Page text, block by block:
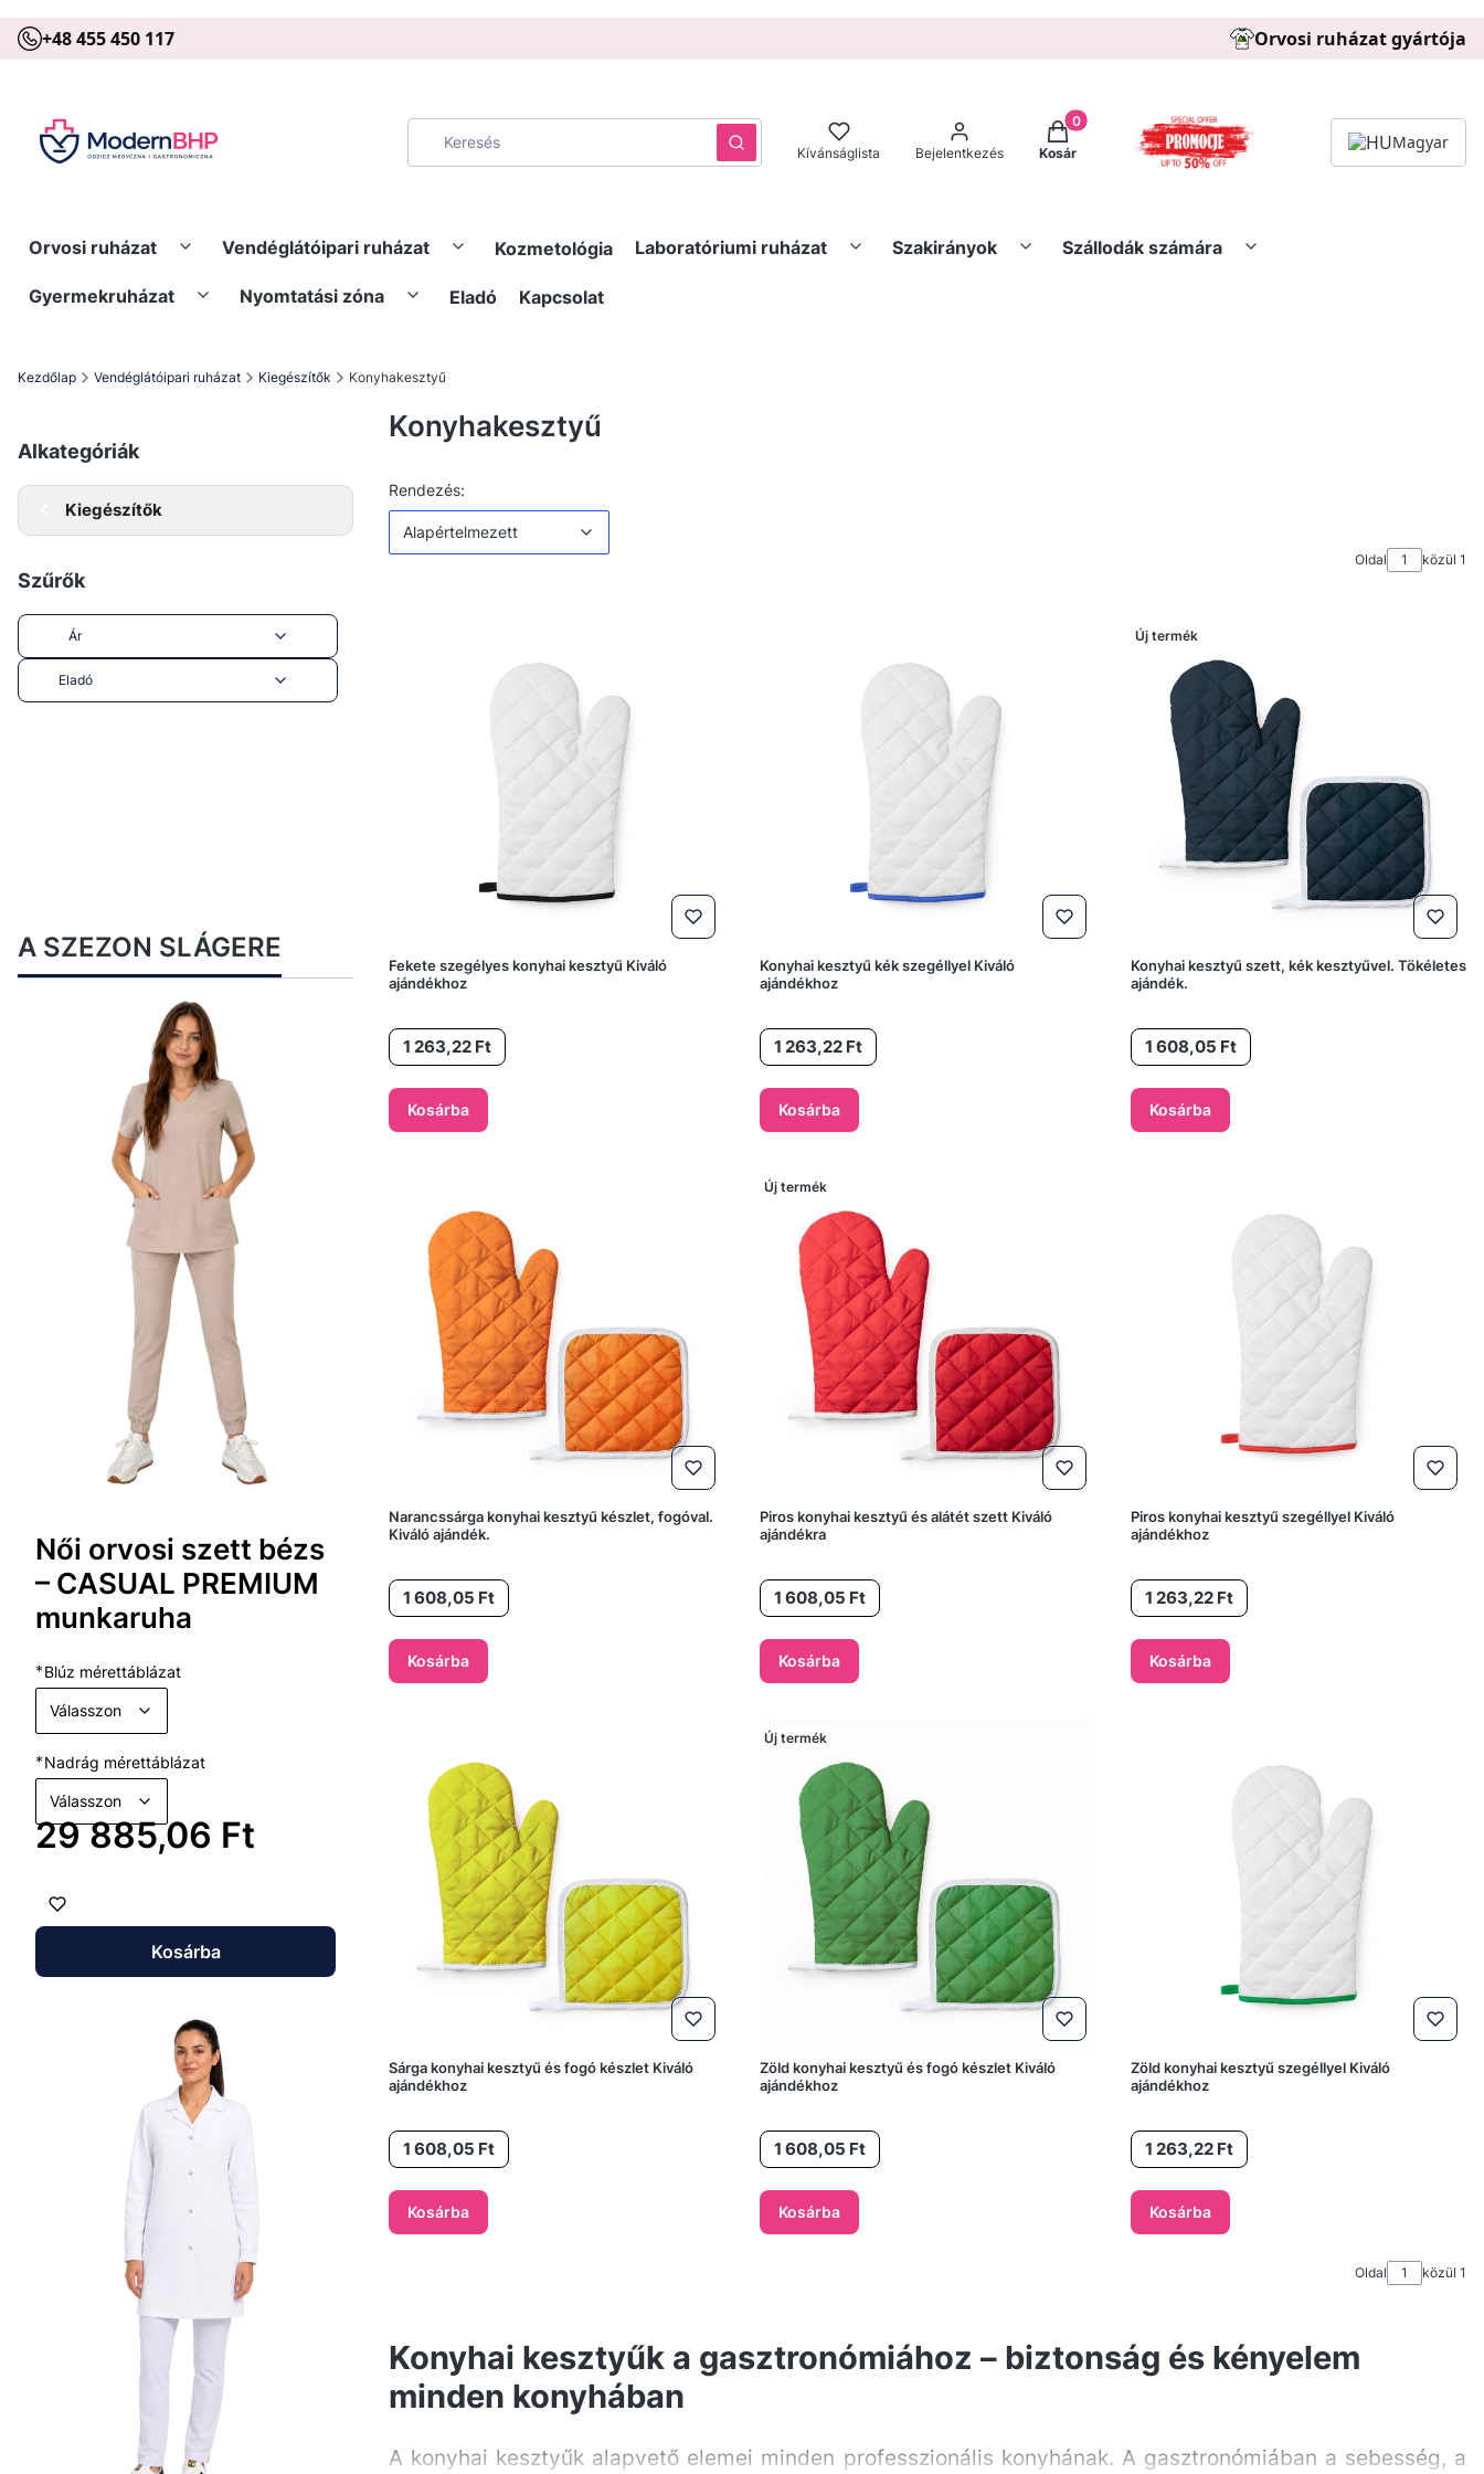
+48 455 450 117 Orvosi ruházat gyártója
TörlésKeresés Kívánságlista Bejelentkezés
Termékek a kosárban: 0. See details
Kosár
Magyar
Orvosi ruházat Vendéglátóipari ruházat Kozmetológia Laboratóriumi ruházat Szakirányok Szállodák számára
Gyermekruházat Nyomtatási zóna Eladó Kapcsolat
Kezdőlap Vendéglátóipari ruházat Kiegészítők Konyhakesztyű
Alkategóriák
Kiegészítők
Szűrők
Ár
Eladó
A SZEZON SLÁGERE
Női orvosi szett bézs
– CASUAL PREMIUM
munkaruha
*Blúz mérettáblázat
Válasszon
*Nadrág mérettáblázat
Válasszon
Ár
29 885,06 Ft
Kosárba
Konyhakesztyű
Termékek listája
Rendezés:
Alapértelmezett
Oldal közül 1
Fekete szegélyes konyhai kesztyű Kiváló
ajándékhoz
Ár1 263,22 Ft
Kosárba
Konyhai kesztyű kék szegéllyel Kiváló
ajándékhoz
Ár1 263,22 Ft
Kosárba
Új termék
Konyhai kesztyű szett, kék kesztyűvel. Tökéletes
ajándék.
Ár1 608,05 Ft
Kosárba
Narancssárga konyhai kesztyű készlet, fogóval.
Kiváló ajándék.
Ár1 608,05 Ft
Kosárba
Új termék
Piros konyhai kesztyű és alátét szett Kiváló
ajándékra
Ár1 608,05 Ft
Kosárba
Piros konyhai kesztyű szegéllyel Kiváló
ajándékhoz
Ár1 263,22 Ft
Kosárba
Sárga konyhai kesztyű és fogó készlet Kiváló
ajándékhoz
Ár1 608,05 Ft
Kosárba
Új termék
Zöld konyhai kesztyű és fogó készlet Kiváló
ajándékhoz
Ár1 608,05 Ft
Kosárba
Zöld konyhai kesztyű szegéllyel Kiváló
ajándékhoz
Ár1 263,22 Ft
Kosárba
Oldal közül 1
Konyhai kesztyűk a gasztronómiához – biztonság és kényelem
minden konyhában
A konyhai kesztyűk alapvető elemei minden professzionális konyhának. A gasztronómiában a sebesség, a